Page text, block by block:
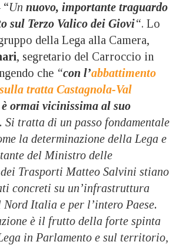
Un nuovo, importante traguardo
sul Terzo Valico dei Giovi“. Lo
della Lega alla Camera,
, segretario del Carroccio in
che “con l’abbattimento
tratta Castagnola-Val
è ormai vicinissima al suo
. Si tratta di un passo fondamentale
la determinazione della Lega e
del Ministro delle
Trasporti Matteo Salvini stiano
concreti su un’infrastruttura
Italia e per l’intero Paese.
è il frutto della forte spinta
in Parlamento e sul territorio,